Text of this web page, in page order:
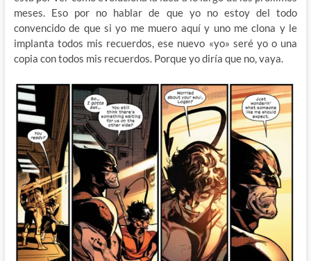
meses. Eso por no hablar de que yo no estoy del todo
convencido de que si yo me muero aquí y uno me clona y le
implanta todos mis recuerdos, ese nuevo «yo» seré yo o una
copia con todos mis recuerdos. Porque yo diría que no, vaya.